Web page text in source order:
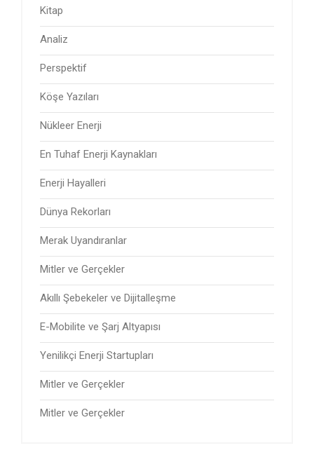
Kitap
Analiz
Perspektif
Köşe Yazıları
Nükleer Enerji
En Tuhaf Enerji Kaynakları
Enerji Hayalleri
Dünya Rekorları
Merak Uyandıranlar
Mitler ve Gerçekler
Akıllı Şebekeler ve Dijitalleşme
E-Mobilite ve Şarj Altyapısı
Yenilikçi Enerji Startupları
Mitler ve Gerçekler
Mitler ve Gerçekler